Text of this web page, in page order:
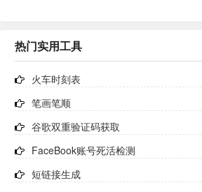
热门实用工具
火车时刻表
笔画笔顺
谷歌双重验证码获取
FaceBook账号死活检测
短链接生成